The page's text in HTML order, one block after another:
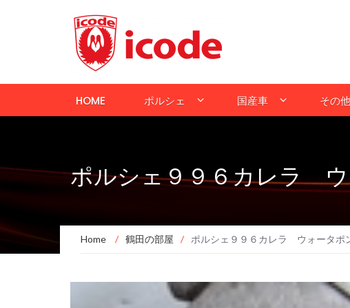
HOME ポルシェ 国産車 その
ポルシェ９９６カレラ
Home / 鶴田の部屋 / ポルシェ９９６カレラ ウォータポ